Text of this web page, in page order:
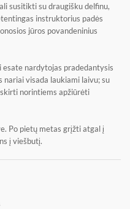
susitikti su draugišku delfinu,
instruktorius padės
jūros povandeninius
nardytojas pradedantysis
visada laukiami laivu; su
norintiems apžiūrėti
Po pietų metas grįžti atgal į
į viešbutį.